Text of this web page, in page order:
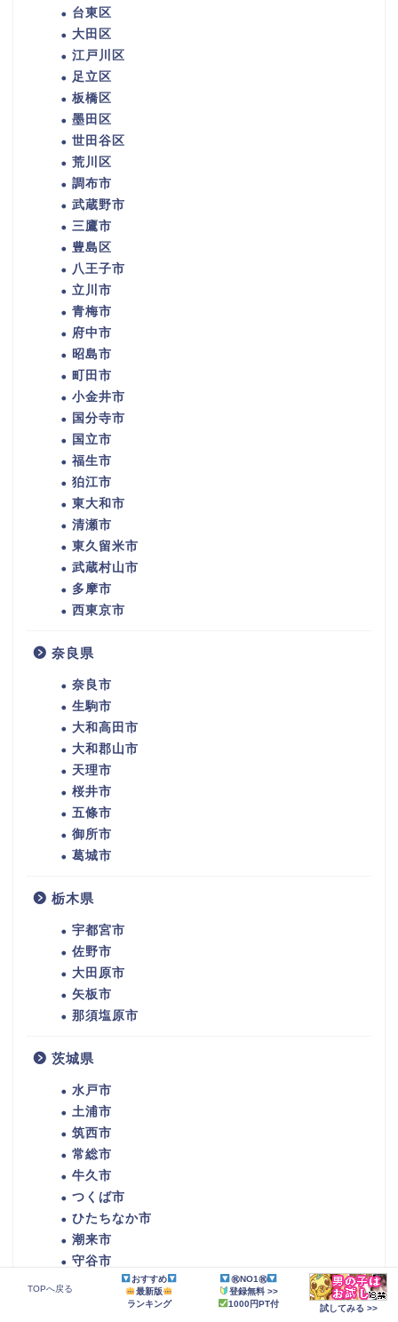
台東区
大田区
江戸川区
足立区
板橋区
墨田区
世田谷区
荒川区
調布市
武蔵野市
三鷹市
豊島区
八王子市
立川市
青梅市
府中市
昭島市
町田市
小金井市
国分寺市
国立市
福生市
狛江市
東大和市
清瀬市
東久留米市
武蔵村山市
多摩市
西東京市
奈良県
奈良市
生駒市
大和高田市
大和郡山市
天理市
桜井市
五條市
御所市
葛城市
栃木県
宇都宮市
佐野市
大田原市
矢板市
那須塩原市
茨城県
水戸市
土浦市
筑西市
常総市
牛久市
つくば市
ひたちなか市
潮来市
守谷市
TOPへ戻る
おすすめ
最新版
ランキング
㊗NO1㊗
登録無料 >>
1000円PT付
試してみる >>